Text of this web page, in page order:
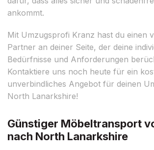
ankommt.
Mit Umzugsprofi Kranz hast du einen
Partner an deiner Seite, der deine
Bedürfnisse und Anforderungen
Kontaktiere uns noch heute für ein
unverbindliches Angebot für deinen
North Lanarkshire!
Günstiger Möbeltransport
nach North Lanarkshire